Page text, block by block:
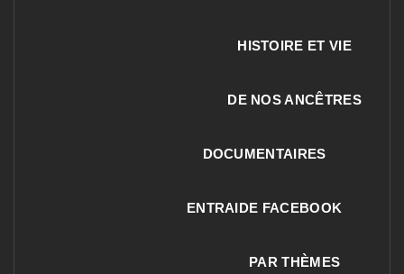
HISTOIRE ET VIE
DE NOS ANCÊTRES
DOCUMENTAIRES
ENTRAIDE FACEBOOK
PAR THÈMES